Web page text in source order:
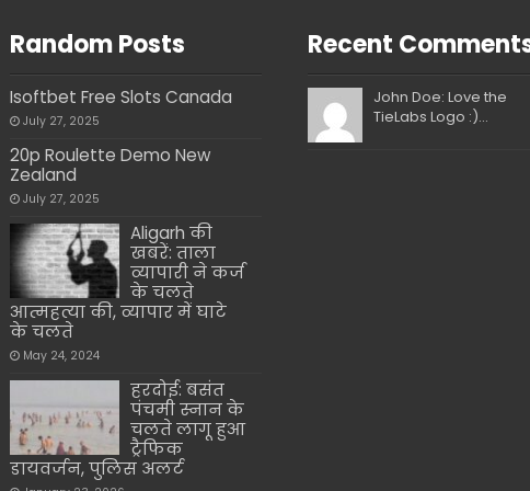
Random Posts
Isoftbet Free Slots Canada
July 27, 2025
20p Roulette Demo New
Zealand
July 27, 2025
Aligarh की
खबरें: ताला
व्यापारी ने कर्ज
के चलते
आत्महत्या की, व्यापार में घाटे
के चलते
May 24, 2024
हरदोई: बसंत
पंचमी स्नान के
चलते लागू हुआ
ट्रैफिक
डायवर्जन, पुलिस अलर्ट
Recent
John Doe: Love the
TieLabs Logo :)...